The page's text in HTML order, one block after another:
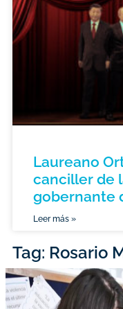
Laureano
canciller de
gobernante
Leer más »
Tag: Rosario